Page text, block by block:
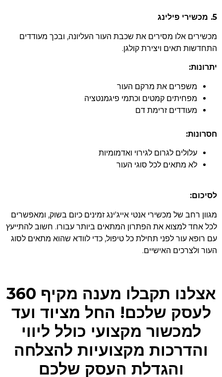
5. מכשירי פילינג
מכשירים אלו מסירים את שכבת העור העליונה, ובכך מעודדים
התחדשות תאים ויצירת קולגן.
יתרונות:
משפרים את מרקם העור
מפחיתים קמטים וכתמי פיגמנטציה
מעודדים זרימת דם
חסרונות:
עלולים לגרום לגירוי ואדמומיות
לא מתאים לכל סוגי העור
לסיכום:
מגוון רחב של מכשירי אנטי אייג'ינג זמינים כיום בשוק, ומאפשרים
לכל אחד למצוא את הפתרון המתאים ביותר עבורו. חשוב להתייעץ
עם רופא עור לפני תחילת כל טיפול, כדי לוודא שהוא מתאים לסוג
העור ולצרכים האישיים.
אצלנו תקבלו מענה מקיף 360
לעסק שלכם! החל מציוד ועד
למכשור מקצועי כולל ליווי
והדרכות מקצועיות להצלחה
והגדלת העסק שלכם